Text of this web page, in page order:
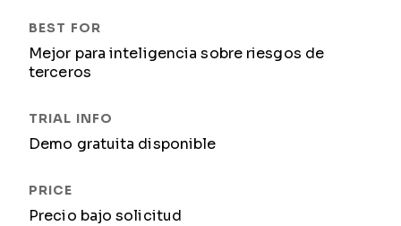
Mejor para inteligencia sobre riesgos de
terceros
Demo gratuita disponible
Precio bajo solicitud